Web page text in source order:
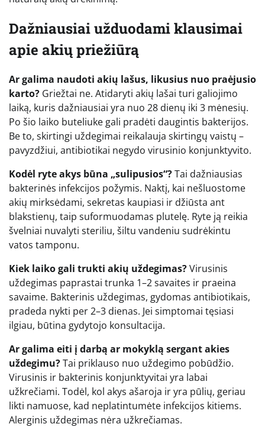
Dažniausiai užduodami klausimai
apie akių priežiūrą
Ar galima naudoti akių lašus, likusius nuo praėjusio
karto? Griežtai ne. Atidaryti akių lašai turi galiojimo
laiką, kuris dažniausiai yra nuo 28 dienų iki 3 mėnesių.
Po šio laiko buteliuke gali pradėti daugintis bakterijos.
Be to, skirtingi uždegimai reikalauja skirtingų vaistų –
pavyzdžiui, antibiotikai negydo virusinio konjunktyvito.
Kodėl ryte akys būna „sulipusios“?Tai dažniausias
bakterinės infekcijos požymis. Naktį, kai nešluostome
akių mirksėdami, sekretas kaupiasi ir džiūsta ant
blakstienų, taip suformuodamas plutelę. Ryte ją reikia
švelniai nuvalyti steriliu, šiltu vandeniu sudrėkintu
vatos tamponu.
Kiek laiko gali trukti akių uždegimas?Virusinis
uždegimas paprastai trunka 1–2 savaites ir praeina
savaime. Bakterinis uždegimas, gydomas antibiotikais,
pradeda nykti per 2–3 dienas. Jei simptomai tęsiasi
ilgiau, būtina gydytojo konsultacija.
Ar galima eiti į darbą ar mokyklą sergant akies
uždegimu?Tai priklauso nuo uždegimo pobūdžio.
Virusinis ir bakterinis konjunktyvitai yra labai
užkrečiami. Todėl, kol akys ašaroja ir yra pūlių, geriau
likti namuose, kad neplatintumėte infekcijos kitiems.
Alerginis uždegimas nėra užkrečiamas.